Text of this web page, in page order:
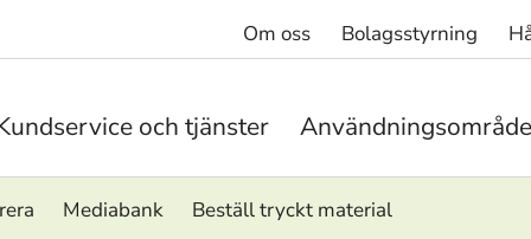
och tjänster
Om oss Bolagsstyrning
Mediabank Beställ tryckt material